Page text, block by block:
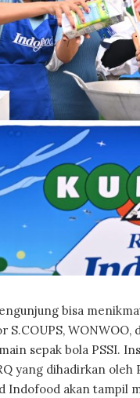
bisa
S.COUPS,
sepak bola PSSI.
yang dihadirkan oleh
Indofood akan tampil